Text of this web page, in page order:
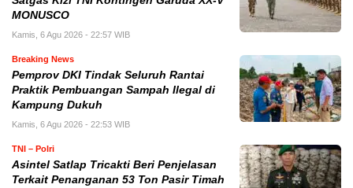
MONUSCO
Kamis, 6 Agu 2026 - 22:57 WIB
Breaking News
Pemprov DKI Tindak Seluruh Rantai
Praktik Pembuangan Sampah Ilegal di
Kampung Dukuh
Kamis, 6 Agu 2026 - 22:53 WIB
TNI – Polri
Asintel Satlap Tricakti Beri Penjelasan
Terkait Penanganan 53 Ton Pasir Timah